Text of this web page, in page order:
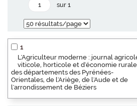
sur 1
1
L'Agriculteur moderne : journal
viticole, horticole et d'économie rurale
des départements des Pyrénées-
Orientales, de l'Ariège, de l'Aude et de
l'arrondissement de Béziers